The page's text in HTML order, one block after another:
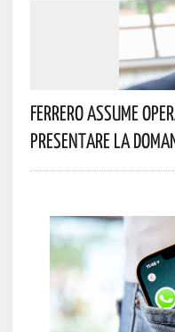
Ferrero Assume
Presentare La